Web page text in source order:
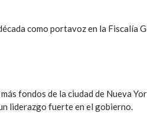
como portavoz en la Fiscalía
fondos de la ciudad de Nueva
liderazgo fuerte en el gobierno.